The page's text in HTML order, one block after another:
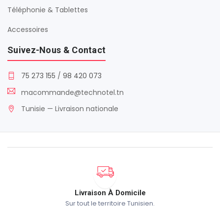
Téléphonie & Tablettes
Accessoires
Suivez-Nous & Contact
75 273 155 / 98 420 073
macommande@technotel.tn
Tunisie — Livraison nationale
Livraison À Domicile
Sur tout le territoire Tunisien.